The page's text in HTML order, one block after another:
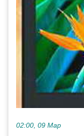
02:00, 09 Мар